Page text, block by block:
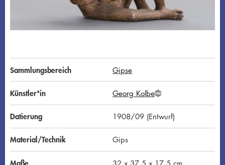
Sammlungsbereich Gipse
Künstler*in Georg KolbeG
N
D
Datierung 1908/09 (Entwurf)
Material/Technik Gips
32 x 37,5 x 17,5 cm